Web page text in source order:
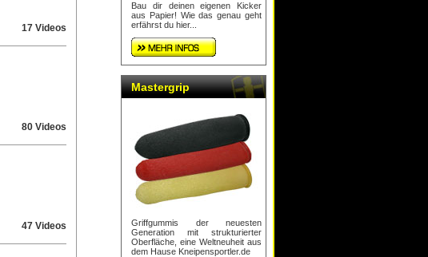
17 Videos
80 Videos
47 Videos
Bau dir deinen eigenen Kicker
aus Papier! Wie das genau geht
erfährst du hier...
Mastergrip
Griffgummis der neuesten
Generation mit strukturierter
Oberfläche, eine Weltneuheit aus
dem Hause Kneipensportler.de